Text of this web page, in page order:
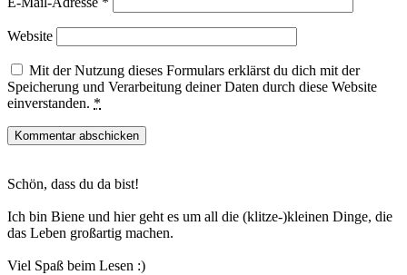
Website
Mit der Nutzung dieses Formulars erklärst du dich mit der
Speicherung und Verarbeitung deiner Daten durch diese Website
einverstanden. *
Sidebar
Schön, dass du da bist!
Ich bin Biene und hier geht es um all die (klitze-)kleinen Dinge, die
das Leben großartig machen.
Viel Spaß beim Lesen :)